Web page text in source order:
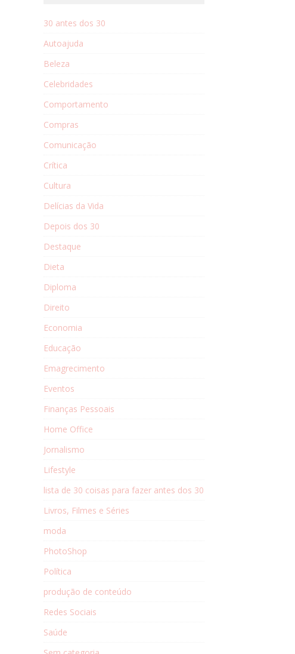
30 antes dos 30
Autoajuda
Beleza
Celebridades
Comportamento
Compras
Comunicação
Crítica
Cultura
Delícias da Vida
Depois dos 30
Destaque
Dieta
Diploma
Direito
Economia
Educação
Emagrecimento
Eventos
Finanças Pessoais
Home Office
Jornalismo
Lifestyle
lista de 30 coisas para fazer antes dos 30
Livros, Filmes e Séries
moda
PhotoShop
Política
produção de conteúdo
Redes Sociais
Saúde